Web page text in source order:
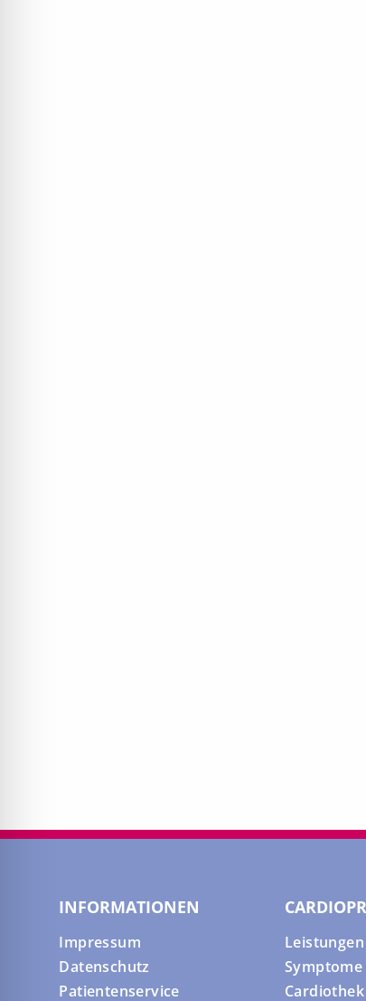
INFORMATIONEN
Impressum
Datenschutz
Patientenservice
Leistungen
Symptome
Cardiothek